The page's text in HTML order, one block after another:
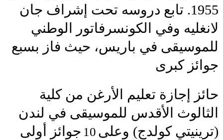
1955. تابع دروسه تحت إشراف جان
لانغليه وفي الكونسرفاتور الوطني
للموسيقى في باريس، حيث فاز بسبع
جوائز كبرى
حائز إجازة تعليم الأرغن من كلية
الثالوث الأقدس للموسيقى في لندن
(ترينيتي كولدج) وعلى 10 جوائز أولى